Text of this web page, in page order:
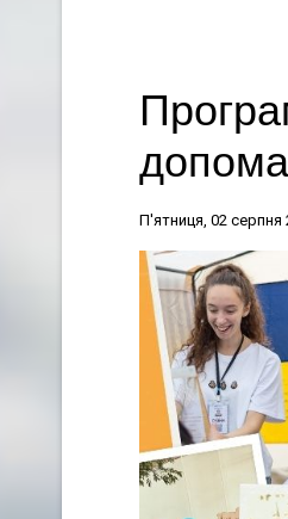
П'ятниця, 02 серпня